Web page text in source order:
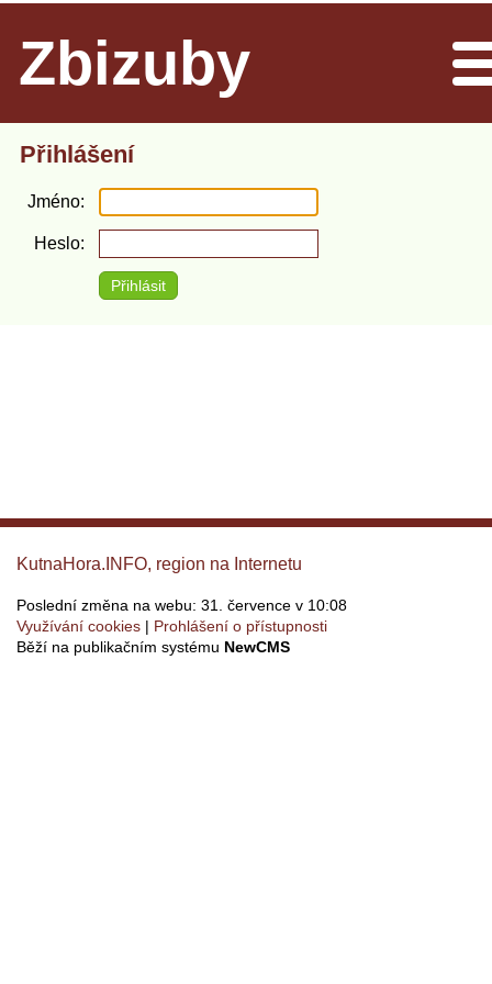
Zbizuby
Přihlášení
Jméno
Heslo
KutnaHora.INFO, region na Internetu
Poslední změna na webu: 31. července v 10:08
Využívání cookies
Prohlášení o přístupnosti
Běží na publikačním systému NewCMS